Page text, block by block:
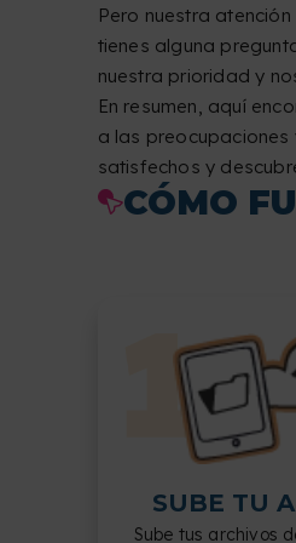
Pero nuestra
tienes alguna
nuestra prioridad y
En resumen, aquí
a las
satisfechos y
CÓMO
SUBE TU
Sube tus archivos